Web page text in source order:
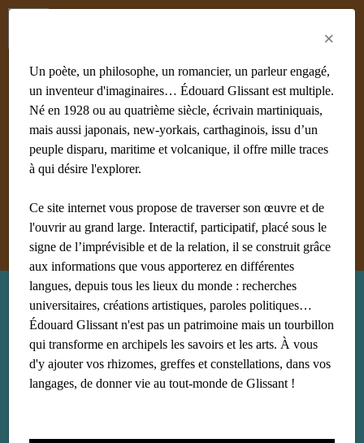
#achiery #acoma #adami #afrique #agnès B
#algérie
#Aliocha Wald Lasowski #amériques
#amis
#anthropologie
Afficher tous les mots clés
Recherche : amis
×
Un poète, un philosophe, un romancier, un parleur engagé,
un inventeur d'imaginaires… Édouard Glissant est multiple.
Né en 1928 ou au quatrième siècle, écrivain martiniquais,
mais aussi japonais, new-yorkais, carthaginois, issu d’un
peuple disparu, maritime et volcanique, il offre mille traces
à qui désire l'explorer.
Ce site internet vous propose de traverser son œuvre et de
l'ouvrir au grand large. Interactif, participatif, placé sous le
signe de l’imprévisible et de la relation, il se construit grâce
aux informations que vous apporterez en différentes
langues, depuis tous les lieux du monde : recherches
universitaires, créations artistiques, paroles politiques…
Édouard Glissant n'est pas un patrimoine mais un tourbillon
qui transforme en archipels les savoirs et les arts. À vous
d'y ajouter vos rhizomes, greffes et constellations, dans vos
langages, de donner vie au tout-monde de Glissant !